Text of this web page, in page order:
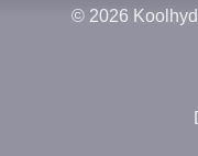
© 2026